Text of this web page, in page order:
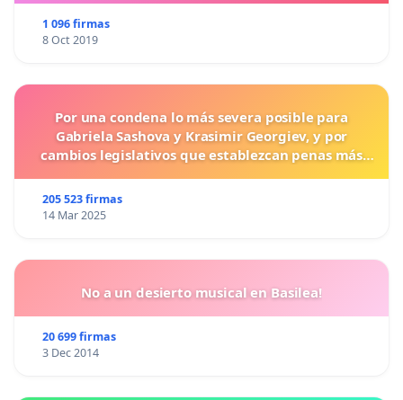
1 096 firmas
8 Oct 2019
Por una condena lo más severa posible para
Gabriela Sashova y Krasimir Georgiev, y por
cambios legislativos que establezcan penas más
205 523 firmas
14 Mar 2025
No a un desierto musical en Basilea!
20 699 firmas
3 Dec 2014